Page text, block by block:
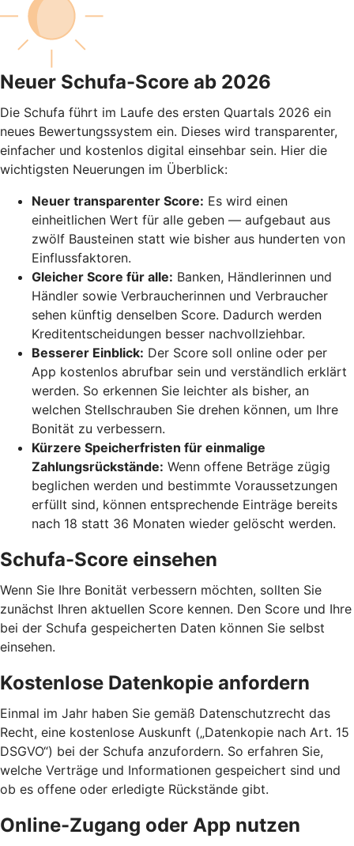
Neuer Schufa-Score ab 2026
Die Schufa führt im Laufe des ersten Quartals 2026 ein
neues Bewertungssystem ein. Dieses wird transparenter,
einfacher und kostenlos digital einsehbar sein. Hier die
wichtigsten Neuerungen im Überblick:
Neuer transparenter Score: Es wird einen
einheitlichen Wert für alle geben — aufgebaut aus
zwölf Bausteinen statt wie bisher aus hunderten von
Einflussfaktoren.
Gleicher Score für alle: Banken, Händlerinnen und
Händler sowie Verbraucherinnen und Verbraucher
sehen künftig denselben Score. Dadurch werden
Kreditentscheidungen besser nachvollziehbar.
Besserer Einblick: Der Score soll online oder per
App kostenlos abrufbar sein und verständlich erklärt
werden. So erkennen Sie leichter als bisher, an
welchen Stellschrauben Sie drehen können, um Ihre
Bonität zu verbessern.
Kürzere Speicherfristen für einmalige
Zahlungsrückstände: Wenn offene Beträge zügig
beglichen werden und bestimmte Voraussetzungen
erfüllt sind, können entsprechende Einträge bereits
nach 18 statt 36 Monaten wieder gelöscht werden.
Schufa-Score einsehen
Wenn Sie Ihre Bonität verbessern möchten, sollten Sie
zunächst Ihren aktuellen Score kennen. Den Score und Ihre
bei der Schufa gespeicherten Daten können Sie selbst
einsehen.
Kostenlose Datenkopie anfordern
Einmal im Jahr haben Sie gemäß Datenschutzrecht das
Recht, eine kostenlose Auskunft („Datenkopie nach Art. 15
DSGVO“) bei der Schufa anzufordern. So erfahren Sie,
welche Verträge und Informationen gespeichert sind und
ob es offene oder erledigte Rückstände gibt.
Online-Zugang oder App nutzen